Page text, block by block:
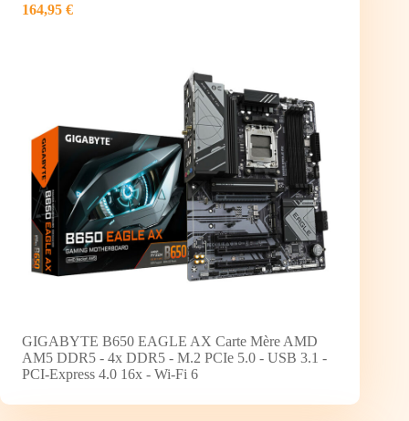
164,95 €
GIGABYTE B650 EAGLE AX Carte Mère AMD
AM5 DDR5 - 4x DDR5 - M.2 PCIe 5.0 - USB 3.1 -
PCI-Express 4.0 16x - Wi-Fi 6